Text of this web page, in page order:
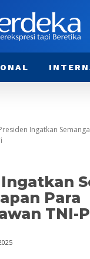
Ingatkan
Para
TNI-